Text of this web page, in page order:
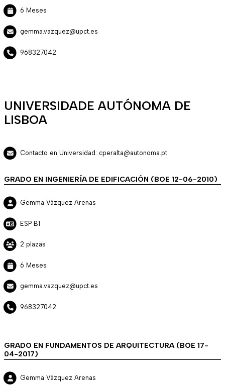
6 Meses
gemma.vazquez@upct.es
968327042
UNIVERSIDADE AUTÓNOMA DE
LISBOA
Contacto en Universidad: cperalta@autonoma.pt
GRADO EN INGENIERÍA DE EDIFICACIÓN (BOE 12-06-2010)
Gemma Vázquez Arenas
ESP B1
2 plazas
6 Meses
gemma.vazquez@upct.es
968327042
GRADO EN FUNDAMENTOS DE ARQUITECTURA (BOE 17-
04-2017)
Gemma Vázquez Arenas